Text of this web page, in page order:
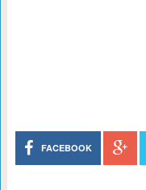
FACEBOOK